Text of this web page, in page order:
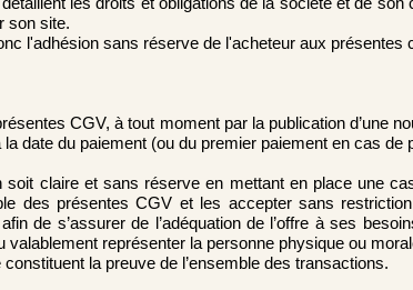
son site.
l'adhésion sans réserve de l'acheteur aux présentes
CGV, à tout moment par la publication d’une
date du paiement (ou du premier paiement en cas
soit claire et sans réserve en mettant en place une
des présentes CGV et les accepter sans
de s’assurer de l’adéquation de l’offre à ses
représenter la personne physique ou
la preuve de l’ensemble des transactions.